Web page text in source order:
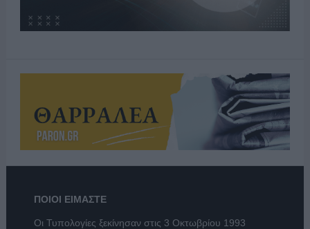
ΠΟΙΟΙ ΕΙΜΑΣΤΕ
Οι Τυπολογίες ξεκίνησαν στις 3 Οκτωβρίου 1993